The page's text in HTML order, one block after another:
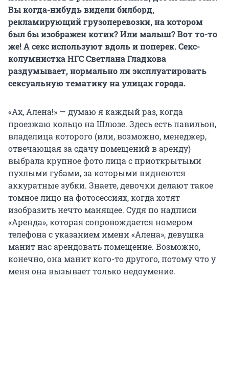
Вы когда-нибудь видели билборд,
рекламирующий грузоперевозки, на котором
был бы изображен котик? Или малыш? Вот то-то
же! А секс используют вдоль и поперек. Секс-
колумнистка НГС Светлана Гладкова
раздумывает, нормально ли эксплуатировать
сексуальную тематику на улицах города.
«Ах, Алена!» — думаю я каждый раз, когда
проезжаю кольцо на Шлюзе. Здесь есть павильон,
владелица которого (или, возможно, менеджер,
отвечающая за сдачу помещений в аренду)
выбрала крупное фото лица с приоткрытыми
пухлыми губами, за которыми виднеются
аккуратные зубки. Знаете, девочки делают такое
томное лицо на фотосессиях, когда хотят
изобразить нечто манящее. Судя по надписи
«Аренда», которая сопровождается номером
телефона с указанием имени «Алена», девушка
манит нас арендовать помещение. Возможно,
конечно, она манит кого-то другого, потому что у
меня она вызывает только недоумение.